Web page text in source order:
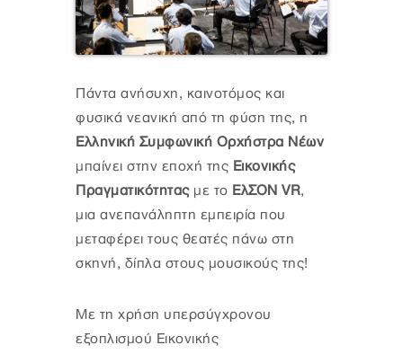
Πάντα ανήσυχη, καινοτόμος και
φυσικά νεανική από τη φύση της, η
Ελληνική Συμφωνική Ορχήστρα Νέων
μπαίνει στην εποχή της Εικονικής
Πραγματικότητας με το EλΣΟΝ VR,
μια ανεπανάληπτη εμπειρία που
μεταφέρει τους θεατές πάνω στη
σκηνή, δίπλα στους μουσικούς της!
Με τη χρήση υπερσύγχρονου
εξοπλισμού Εικονικής